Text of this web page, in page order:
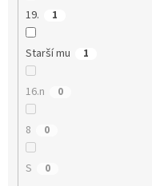
19. 1
Starší mu 1
16.n 0
8 0
S 0